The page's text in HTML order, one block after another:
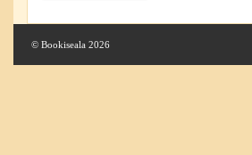
© Bookiseala 2026